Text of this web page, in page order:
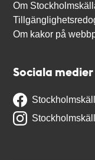
Om
Om kakor på
Sociala medier